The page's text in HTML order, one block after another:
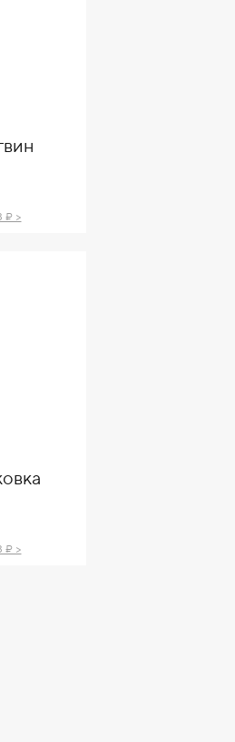
₽ >
₽ >